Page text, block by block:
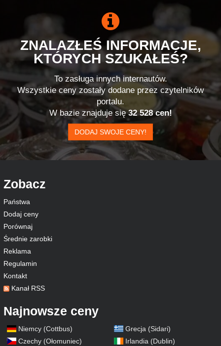
ZNALAZŁEŚ INFORMACJE,
KTÓRYCH SZUKAŁEŚ?
To zasługa innych internautów.
Wszystkie ceny zostały dodane przez czytelników
portalu.
W bazie znajduje się32 528 cen!
DODAJ SWOJE CENY!
Zobacz
Państwa
Dodaj ceny
Porównaj
Średnie zarobki
Reklama
Regulamin
Kontakt
Kanał RSS
Najnowsze ceny
Niemcy (Cottbus)
Czechy (Ołomuniec)
Grecja (Sidari)
Irlandia (Dublin)